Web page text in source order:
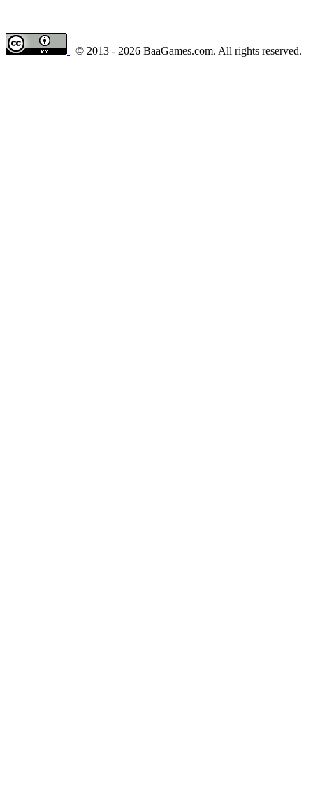
© 2013 - 2026 BaaGames.com. All rights reserved.